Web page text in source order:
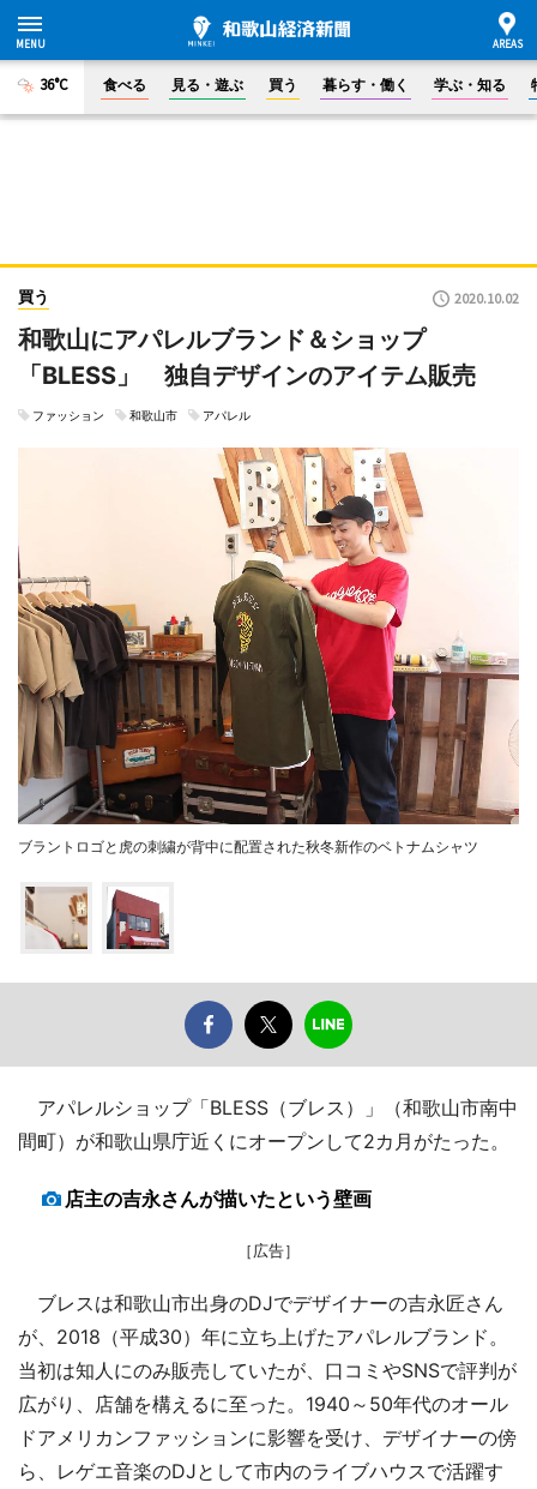
36°C 食べる 見る・遊ぶ 買う 暮らす・働く 学ぶ・知る
買う 2020.10.02
和歌山にアパレルブランド＆ショップ
「BLESS」 独自デザインのアイテム販売
ファッション 和歌山市 アパレル
ブラントロゴと虎の刺繍が背中に配置された秋冬新作のベトナムシャツ
アパレルショップ「BLESS（ブレス）」（和歌山市南中
間町）が和歌山県庁近くにオープンして2カ月がたった。
店主の吉永さんが描いたという壁画
［広告］
ブレスは和歌山市出身のDJでデザイナーの吉永匠さん
が、2018（平成30）年に立ち上げたアパレルブランド。
当初は知人にのみ販売していたが、口コミやSNSで評判が
広がり、店舗を構えるに至った。1940～50年代のオール
ドアメリカンファッションに影響を受け、デザイナーの傍
ら、レゲエ音楽のDJとして市内のライブハウスで活躍す